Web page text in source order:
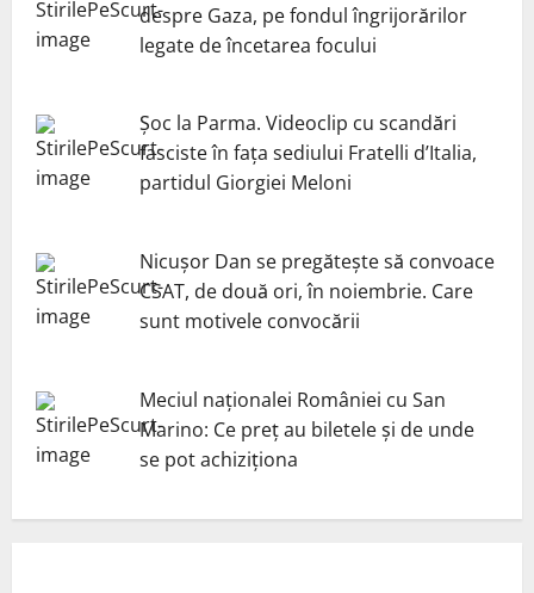
despre Gaza, pe fondul îngrijorărilor
legate de încetarea focului
Șoc la Parma. Videoclip cu scandări
fasciste în fața sediului Fratelli d’Italia,
partidul Giorgiei Meloni
Nicuşor Dan se pregăteşte să convoace
CSAT, de două ori, în noiembrie. Care
sunt motivele convocării
Meciul naționalei României cu San
Marino: Ce preț au biletele și de unde
se pot achiziționa